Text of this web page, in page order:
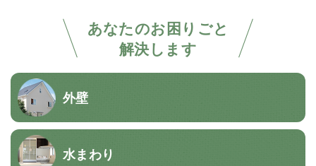
あなたのお困りごと
解決します
外壁
水まわり